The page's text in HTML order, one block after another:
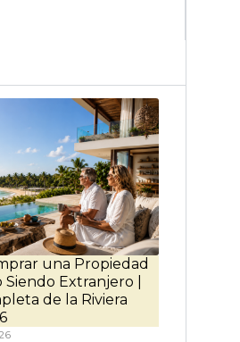
una Propiedad
Extranjero |
de la Riviera